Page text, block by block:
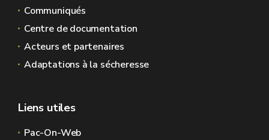
Communiqués
Centre de documentation
Acteurs et partenaires
Adaptations à la sécheresse
Liens utiles
Pac-On-Web